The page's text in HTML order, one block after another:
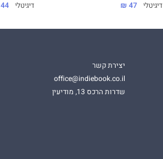
דיגיטלי 47 ₪ דיגיטלי 44 ₪
יצירת קשר
office@indiebook.co.il
שדרות הרכס 13, מודיעין